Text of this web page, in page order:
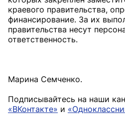
краевого правительства,
финансирование. За их
правительства несут
ответственность.
Марина Семченко.
Подписывайтесь на наши
«ВКонтакте» и